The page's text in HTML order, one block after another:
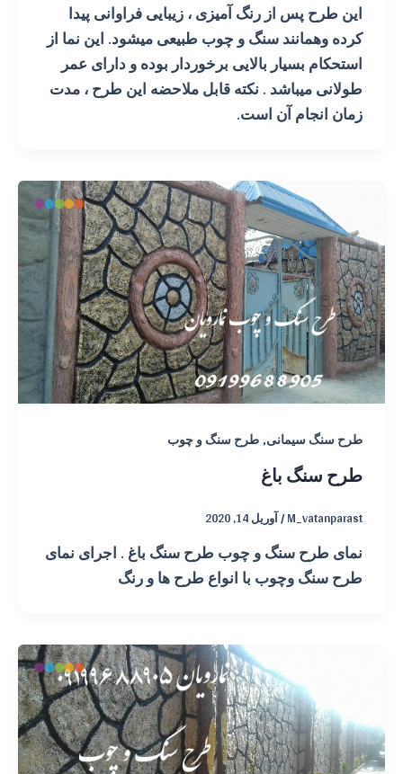
این طرح پس از رنگ آمیزی ، زیبایی فراوانی پیدا
کرده وهمانند سنگ و چوب طبیعی میشود. این نما از
استحکام بسیار بالایی برخوردار بوده و دارای عمر
طولانی میباشد . نکته قابل ملاحضه این طرح ، مدت
زمان انجام آن است.
طرح سنگ سیمانی,طرح سنگ و چوب
طرح سنگ باغ
M_vatanparast
/آوریل 14, 2020
نمای طرح سنگ و چوب طرح سنگ باغ . اجرای نمای
طرح سنگ وچوب با انواع طرح ها و رنگ